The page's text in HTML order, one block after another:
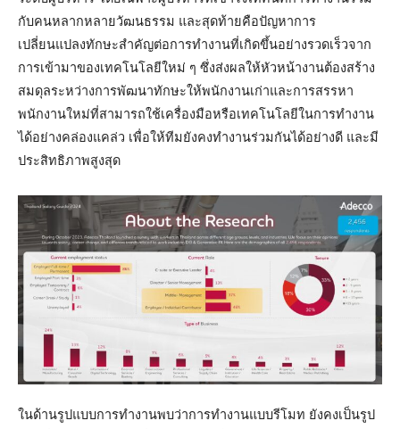
กับคนหลากหลายวัฒนธรรม และสุดท้ายคือปัญหาการ
เปลี่ยนแปลงทักษะสำคัญต่อการทำงานที่เกิดขึ้นอย่างรวดเร็วจาก
การเข้ามาของเทคโนโลยีใหม่ ๆ ซึ่งส่งผลให้หัวหน้างานต้องสร้าง
สมดุลระหว่างการพัฒนาทักษะให้พนักงานเก่าและการสรรหา
พนักงานใหม่ที่สามารถใช้เครื่องมือหรือเทคโนโลยีในการทำงาน
ได้อย่างคล่องแคล่ว เพื่อให้ทีมยังคงทำงานร่วมกันได้อย่างดี และมี
ประสิทธิภาพสูงสุด
ในด้านรูปแบบการทำงานพบว่าการทำงานแบบรีโมท ยังคงเป็นรูป